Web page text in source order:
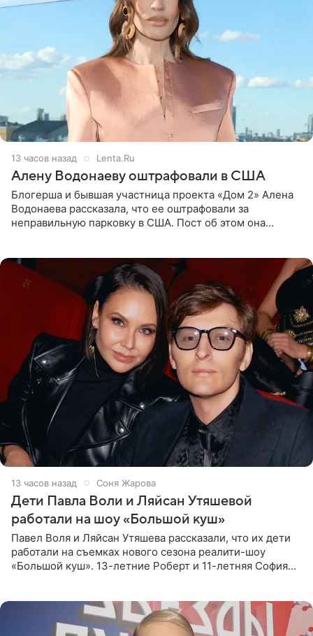
13 часов назад Lenta.Ru
Алену Водонаеву оштрафовали в США
Блогерша и бывшая участница проекта «Дом 2» Алена
Водонаева рассказала, что ее оштрафовали за
неправильную парковку в США. Пост об этом она
13 часов назад Соня Жарова
Дети Павла Воли и Ляйсан Утяшевой
работали на шоу «Большой куш»
Павел Воля и Ляйсан Утяшева рассказали, что их дети
работали на съемках нового сезона реалити-шоу
«Большой куш». 13-летние Роберт и 11-летняя София